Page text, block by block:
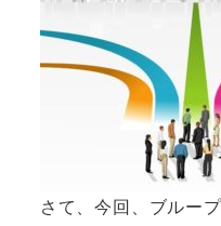
さて、今回、ブルー